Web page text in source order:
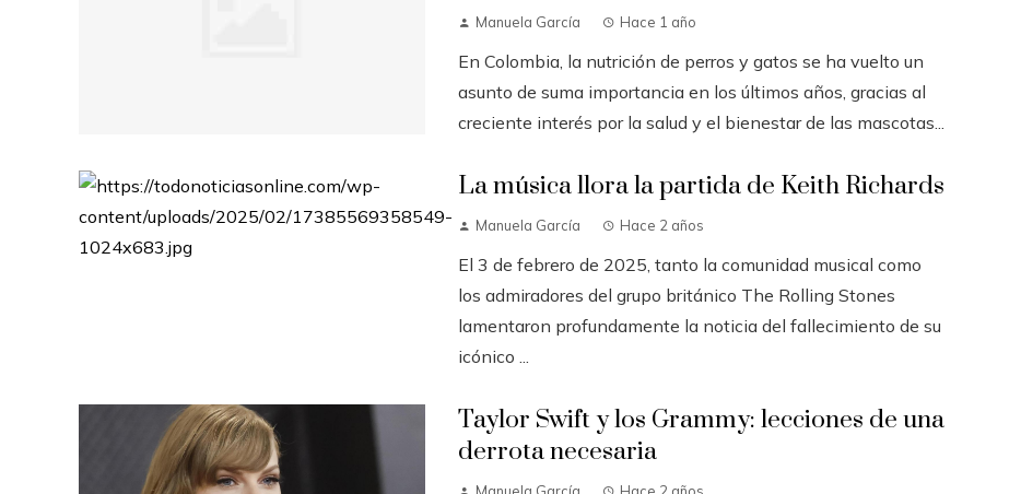
Manuela García Hace 1 año
En Colombia, la nutrición de perros y gatos se ha vuelto un
asunto de suma importancia en los últimos años, gracias al
creciente interés por la salud y el bienestar de las mascotas...
La música llora la partida de Keith Richards
Manuela García Hace 2 años
El 3 de febrero de 2025, tanto la comunidad musical como
los admiradores del grupo británico The Rolling Stones
lamentaron profundamente la noticia del fallecimiento de su
icónico ...
Taylor Swift y los Grammy: lecciones de una
derrota necesaria